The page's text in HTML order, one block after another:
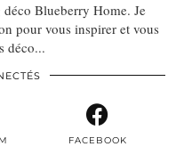
Blueberry Home. Je
pour vous inspirer et vous
déco...
FACEBOOK